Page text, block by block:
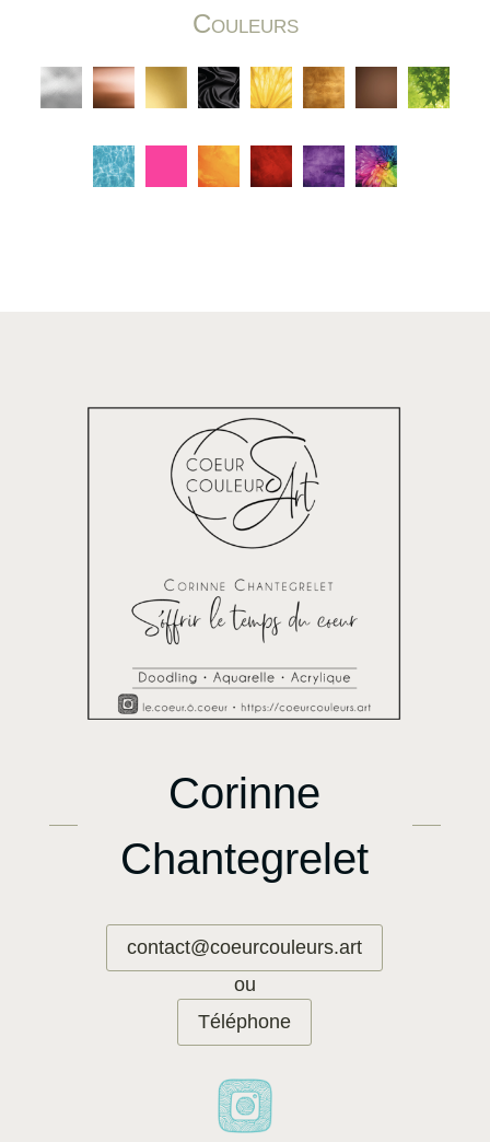
Couleurs
C C C C C C C
C C C C
Corinne
Chantegrelet
contact@coeurcouleurs.art
ou
Téléphone